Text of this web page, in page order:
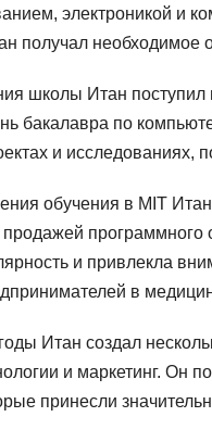
электроникой и
получал необходимое
школы Итан поступил
бакалавра по
и исследованиях,
обучения в MIT
продажей
и привлекла
в
Итан создал
и маркетинг. Он
принесли